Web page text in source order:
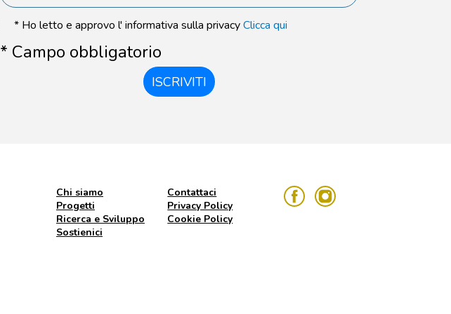
* Ho letto e approvo l' informativa sulla privacyClicca qui
* Campo obbligatorio
ISCRIVITI
Chi siamo
Progetti
Ricerca e Sviluppo
Sostienici
Contattaci
Privacy Policy
Cookie Policy